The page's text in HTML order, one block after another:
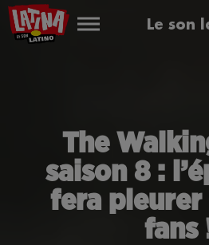
Le son
The
saison 8 :
fera pleurer
fans